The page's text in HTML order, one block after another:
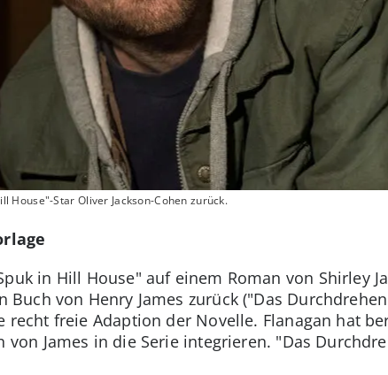
House"-Star Oliver Jackson-Cohen zurück.
in Hill House" auf einem Roman von Shirley
Buch von Henry James zurück ("Das
recht freie Adaption der Novelle. Flanagan hat
von James in die Serie integrieren. "Das